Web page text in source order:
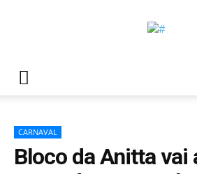
CARNAVAL
Bloco da Anitta vai